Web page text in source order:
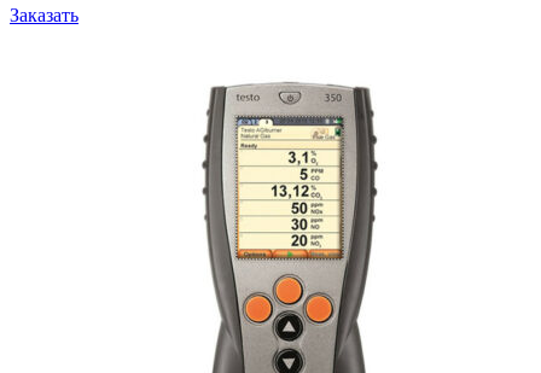
Заказать